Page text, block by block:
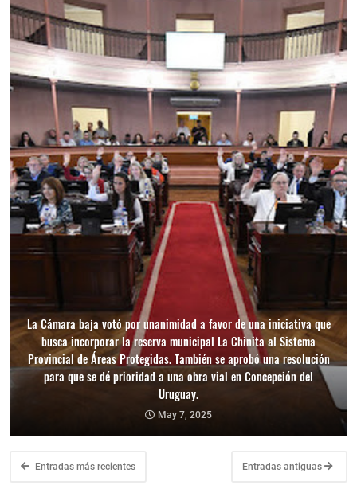
La Cámara baja votó por unanimidad a favor de una iniciativa que
busca incorporar la reserva municipal La Chinita al Sistema
Provincial de Áreas Protegidas. También se aprobó una resolución
para que se dé prioridad a una obra vial en Concepción del
Uruguay.
May 7, 2025
Entradas más recientes Entradas antiguas